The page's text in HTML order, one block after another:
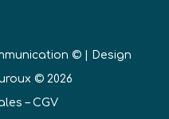
© | Design
© 2026
–CGV